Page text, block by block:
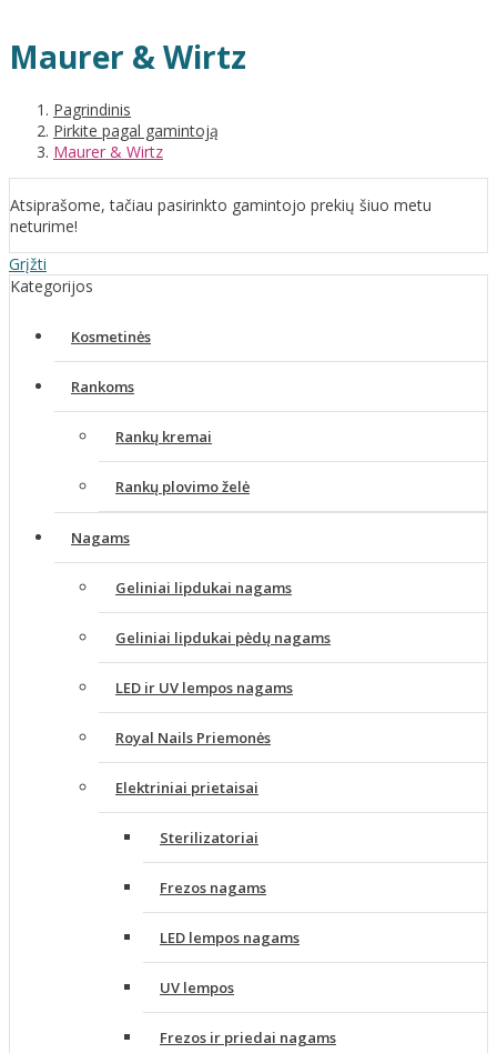
Maurer & Wirtz
Pagrindinis
Pirkite pagal gamintoją
Maurer & Wirtz
Atsiprašome, tačiau pasirinkto gamintojo prekių šiuo metu
neturime!
Grįžti
Kategorijos
Kosmetinės
Rankoms
Rankų kremai
Rankų plovimo želė
Nagams
Geliniai lipdukai nagams
Geliniai lipdukai pėdų nagams
LED ir UV lempos nagams
Royal Nails Priemonės
Elektriniai prietaisai
Sterilizatoriai
Frezos nagams
LED lempos nagams
UV lempos
Frezos ir priedai nagams